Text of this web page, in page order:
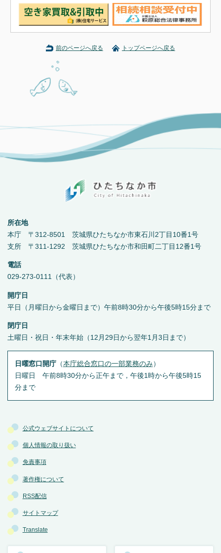
前のページへ戻る トップページへ戻る
公式ウェブサイトについて
個人情報の取り扱い
免責事項
著作権について
RSS配信
サイトマップ
Translate
所在地
本庁 〒312-8501 茨城県ひたちなか市東石川2丁目10番1号
支所 〒311-1292 茨城県ひたちなか市和田町二丁目12番1号
電話
029-273-0111（代表）
開庁日
平日（月曜日から金曜日まで）午前8時30分から午後5時15分まで
閉庁日
土曜日・祝日・年末年始（12月29日から翌年1月3日まで）
日曜窓口開庁（本庁総合窓口の一部業務のみ ）
日曜日 午前8時30分から正午まで，午後1時から午後5時15
分まで